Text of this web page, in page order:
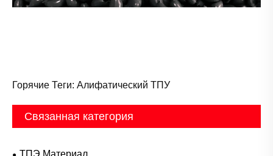
Горячие Теги: Алифатический ТПУ
Связанная категория